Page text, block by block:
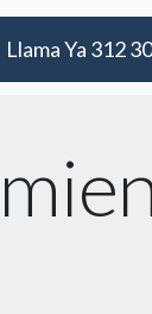
Llama Ya 312